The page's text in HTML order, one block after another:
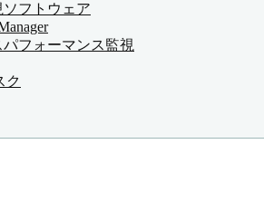
フトウェア
フォーマンス監視
ク